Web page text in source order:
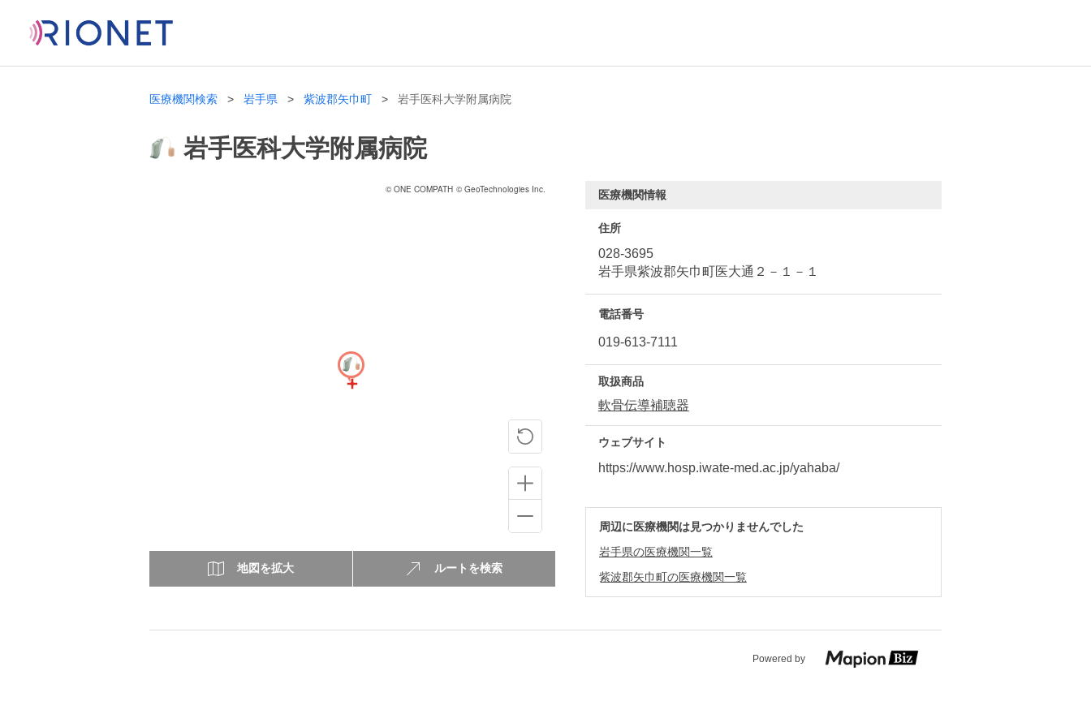
医療機関検索 岩手県 紫波郡矢巾町 岩手医科大学附属病院
岩手医科大学附属病院
© ONE COMPATH © GeoTechnologies Inc.
地図を拡大 ルートを検索
医療機関情報
住所
028-3695
岩手県紫波郡矢巾町医大通２－１－１
電話番号
019-613-7111
取扱商品
軟骨伝導補聴器
ウェブサイト
https://www.hosp.iwate-med.ac.jp/yahaba/
周辺に医療機関は見つかりませんでした
岩手県の医療機関一覧
紫波郡矢巾町の医療機関一覧
Powered by